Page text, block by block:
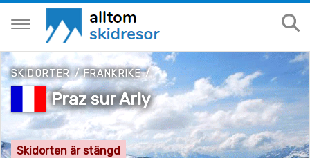
SKIDORTER/FRANKRIKE/
Praz sur Arly
Skidorten är stängd